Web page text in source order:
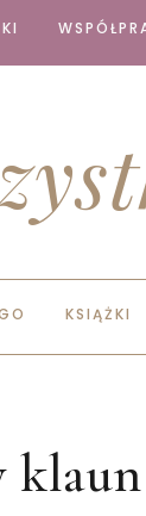
KSIĄŻKI
klaun